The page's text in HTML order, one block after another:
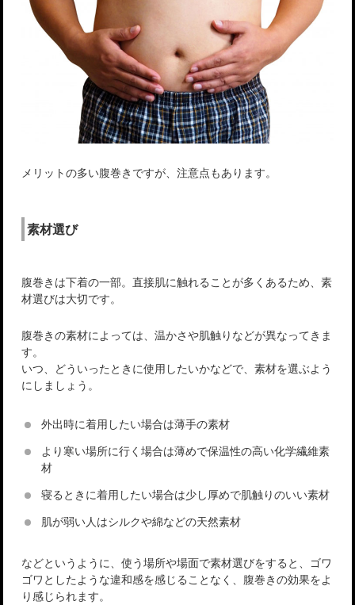
メリットの多い腹巻きですが、注意点もあります。
素材選び
腹巻きは下着の一部。直接肌に触れることが多くあるため、素
材選びは大切です。
腹巻きの素材によっては、温かさや肌触りなどが異なってきま
す。
いつ、どういったときに使用したいかなどで、素材を選ぶよう
にしましょう。
外出時に着用したい場合は薄手の素材
より寒い場所に行く場合は薄めで保温性の高い化学繊維素
材
寝るときに着用したい場合は少し厚めで肌触りのいい素材
肌が弱い人はシルクや綿などの天然素材
などというように、使う場所や場面で素材選びをすると、ゴワ
ゴワとしたような違和感を感じることなく、腹巻きの効果をよ
り感じられます。